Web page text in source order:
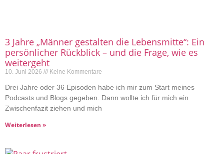
3 Jahre „Männer gestalten die Lebensmitte“: Ein
persönlicher Rückblick – und die Frage, wie es
weitergeht
10. Juni 2026 Keine Kommentare
Drei Jahre oder 36 Episoden habe ich mir zum Start meines
Podcasts und Blogs gegeben. Dann wollte ich für mich ein
Zwischenfazit ziehen und mich
Weiterlesen »